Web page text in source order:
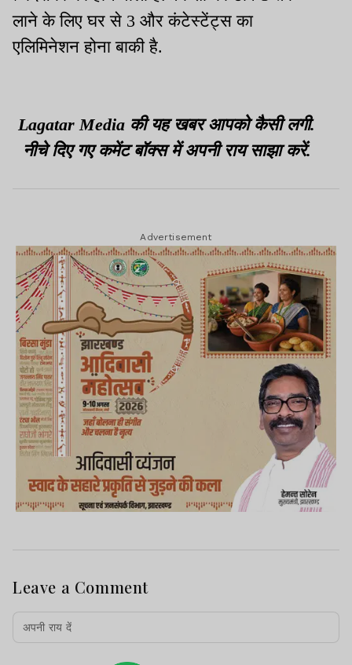
लाने के लिए घर से 3 और कंटेस्टेंट्स का
एलिमिनेशन होना बाकी है.
Lagatar Media की यह खबर आपको कैसी लगी.
नीचे दिए गए कमेंट बॉक्स में अपनी राय साझा करें.
Advertisement
Leave a Comment